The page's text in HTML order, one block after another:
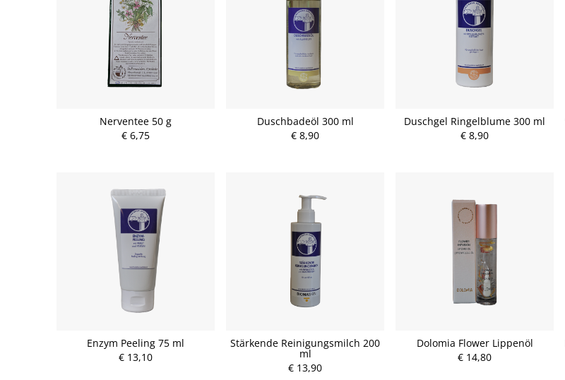
Nerventee 50 g
€ 6,75
Duschbadeöl 300 ml
€ 8,90
Duschgel Ringelblume 300 ml
€ 8,90
Enzym Peeling 75 ml
€ 13,10
Stärkende Reinigungsmilch 200
ml
€ 13,90
Dolomia Flower Lippenöl
€ 14,80